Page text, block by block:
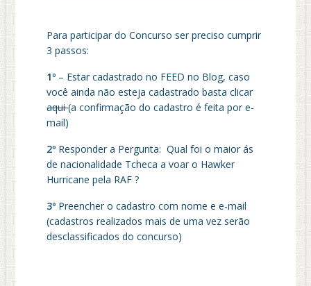
Para participar do Concurso ser preciso cumprir
3 passos:
1º – Estar cadastrado no FEED no Blog, caso
você ainda não esteja cadastrado basta clicar
aqui(a confirmação do cadastro é feita por e-
mail)
2º Responder a Pergunta: Qual foi o maior ás
de nacionalidade Tcheca a voar o Hawker
Hurricane pela RAF ?
3º Preencher o cadastro com nome e e-mail
(cadastros realizados mais de uma vez serão
desclassificados do concurso)